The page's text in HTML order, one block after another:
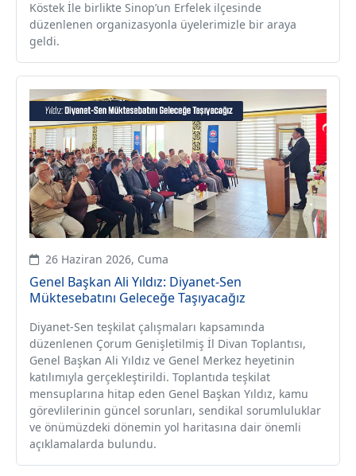
Köstek İle birlikte Sinop’un Erfelek ilçesinde
düzenlenen organizasyonla üyelerimizle bir araya
geldi.
26 Haziran 2026, Cuma
Genel Başkan Ali Yıldız: Diyanet-Sen
Müktesebatını Geleceğe Taşıyacağız
Diyanet-Sen teşkilat çalışmaları kapsamında
düzenlenen Çorum Genişletilmiş İl Divan Toplantısı,
Genel Başkan Ali Yıldız ve Genel Merkez heyetinin
katılımıyla gerçekleştirildi. Toplantıda teşkilat
mensuplarına hitap eden Genel Başkan Yıldız, kamu
görevlilerinin güncel sorunları, sendikal sorumluluklar
ve önümüzdeki dönemin yol haritasına dair önemli
açıklamalarda bulundu.